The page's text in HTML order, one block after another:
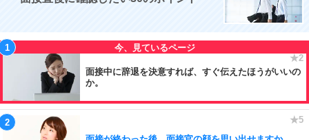
面接中に辞退を決意すれば、すぐ伝えたほうがいいの
か。